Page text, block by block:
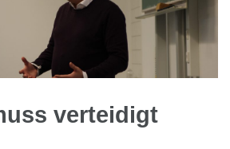
verteidigt